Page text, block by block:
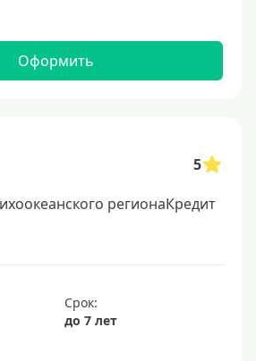
Оформить
5
регионаКредит
Срок:
до 7 лет